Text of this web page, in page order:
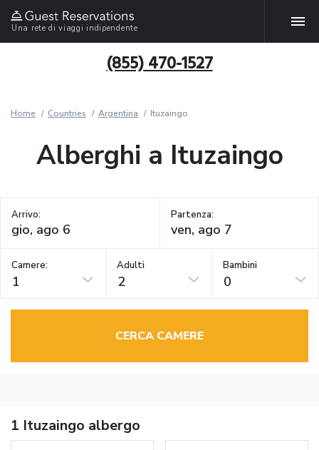
Una rete di viaggi indipendente
(855) 470-1527
Home Countries Argentina Ituzaingo
Alberghi a Ituzaingo
Arrivo: Partenza:
Camere:
1
Adulti
2
Bambini
0
CERCA CAMERE
1 Ituzaingo albergo